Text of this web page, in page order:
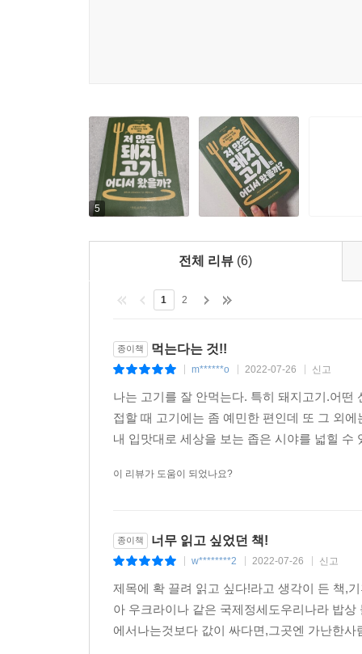
섭취량의 90%를 의존하고 있다는 사실을 밝히고
세계적인 몇몇 종자 회사가 관리하는 품종을 매
위기로 농업 생산이 점점 불안정해지면서 식량
닭을 살처분하는 것은 흔하게 접하는 뉴스이며,
전체 생태계가 만들어 내는 다종다양한 연쇄가
수도 있다. 말 그대로 지구 생명체 전체의 생존을
▶ 식량위기는 기후위기와 함께 온다
지구적으로 유례없는 이상기후가 발생하고 있다.
기후만이 아니다. 2011년 3월에 발생한 일본의
인해 밀가루 가격이 급격하게 상승하는 등 전 세
못 된다.
현재의 전 지구적인 푸드 시스템에서 하나의 문
이제 우리는 오늘 먹은 돼지고기가 지구상의 어
올라와 있다는 것을 이해할 수 있다. 먹을거
지금 여기에서 할 수 있는 생활 실천 운동
▶음식을 버리지 않고, 낭비하지 않는 에코 다이어
5
전체 리뷰 (6)
1 2
종이책 먹는다는 것!!
m******o 2022-07-26 신고
나는 고기를 잘 안먹는다. 특히 돼지고기.어
접할 때 고기에는 좀 예민한 편인데 또 그 외
내 입맛대로 세상을 보는 좁은 시야를 넓힐
이 리뷰가 도움이 되었나요?
종이책 너무 읽고 싶었던 책!
w********2 2022-07-26 신고
제목에 확 끌려 읽고 싶다!라고 생각이 든 책,
아 우크라이나 같은 국제정세도우리나라 밥
에서나는것보다 값이 싸다면,그곳엔 가난한